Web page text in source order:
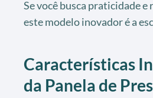
Se você busca praticidade e
este modelo inovador é a
Características
da Panela de